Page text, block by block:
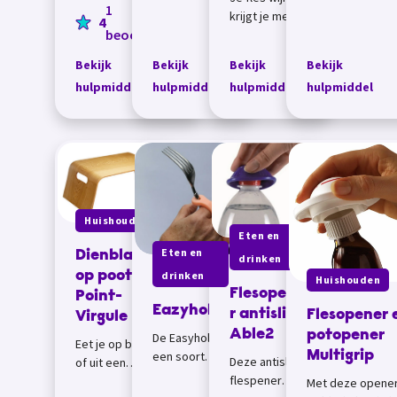
gebruiken.
4
1
beoordeling
Bekijk
hulpmiddel
handig.&nbsp;
Bekijk
hulpmiddel
krijgt je met
met deze
automatische
wijnflesopener.
Met de opener
kun je zowel
foli...
Bekijk
hulpmiddel
Bekijk
hulpmiddel
Huishouden
Dienblad
op pootjes
Point-
Virgule
Eet je op bed
of uit een
Eten en
drinken
Eazyhold
De Easyhold is
een soort
Eten en
drinken
Flesopene
r antislip
Able2
Deze antislip
flespener
Huishouden
Flesopener
potopener
Multigrip
Met deze